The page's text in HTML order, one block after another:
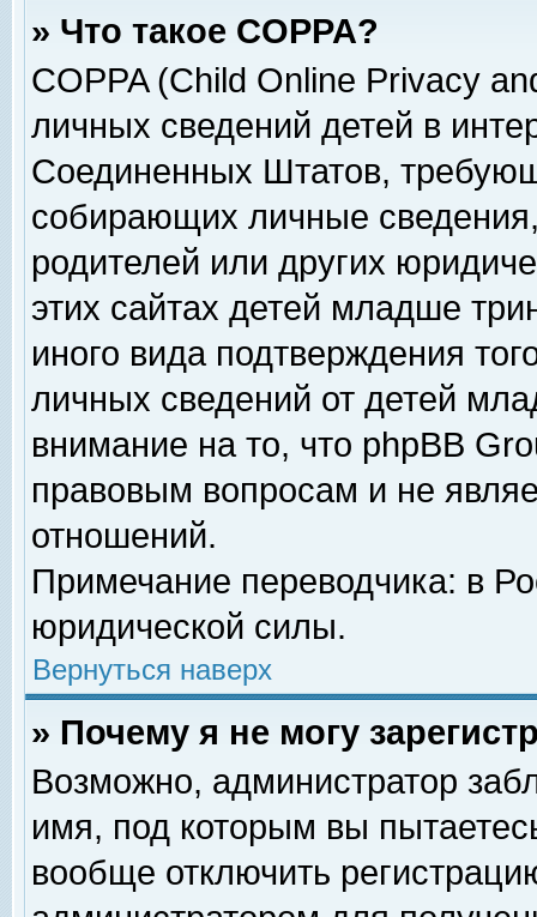
» Что такое COPPA?
COPPA (Child Online Privacy
личных сведений детей в
Соединенных Штатов,
собирающих личные
родителей или других
этих сайтах детей младше
иного вида подтверждения
личных сведений от детей
внимание на то, что phpBB
правовым вопросам и не
отношений.
Примечание переводчика: в
юридической силы.
Вернуться наверх
» Почему я не могу
Возможно, администратор
имя, под которым вы
вообще отключить